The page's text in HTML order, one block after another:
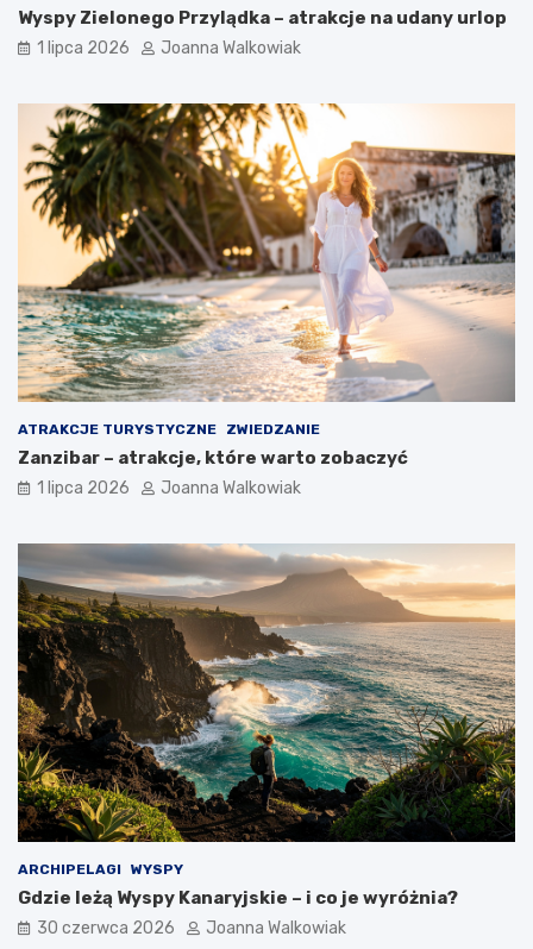
Wyspy Zielonego Przylądka – atrakcje na udany urlop
1 lipca 2026 Joanna Walkowiak
ATRAKCJE TURYSTYCZNE ZWIEDZANIE
Zanzibar – atrakcje, które warto zobaczyć
1 lipca 2026 Joanna Walkowiak
ARCHIPELAGI WYSPY
Gdzie leżą Wyspy Kanaryjskie – i co je wyróżnia?
30 czerwca 2026 Joanna Walkowiak